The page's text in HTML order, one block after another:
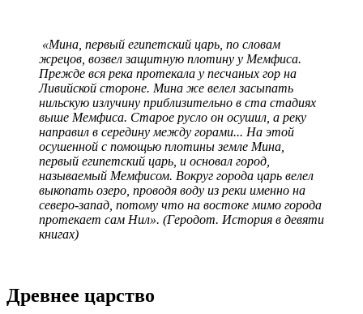
«Мина, первый египетский царь, по словам
жрецов, возвел защитную плотину у Мемфиса.
Прежде вся река протекала у песчаных гор на
Ливийской стороне. Мина же велел засыпать
нильскую излучину приблизительно в ста стадиях
выше Мемфиса. Старое русло он осушил, а реку
направил в середину между горами... На этой
осушенной с помощью плотины земле Мина,
первый египетский царь, и основал город,
называемый Мемфисом. Вокруг города царь велел
выкопать озеро, проводя воду из реки именно на
северо-запад, потому что на востоке мимо города
протекает сам Нил». (Геродот. История в девяти
книгах)
Древнее царство